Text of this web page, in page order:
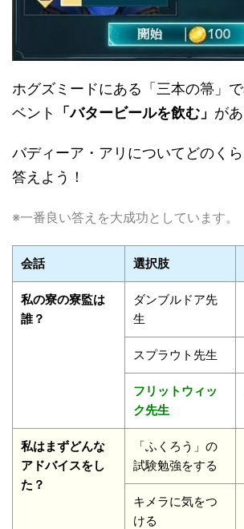
ホグズミードにある「三本の箒」
ベント
「バタービールを飲む」 が
バディーア・アリについてどのく
答えよう！
※一番良い答えを大成功としています。
会話 選択肢
私の寮の寮監は
誰？
ダンブルドア先
生
スプラウト先生
フリットウィッ
ク先生
私はまずどんな
アドバイスをし
た？
「ふくろう」の
試験勉強をする
キメラに気をつ
ける